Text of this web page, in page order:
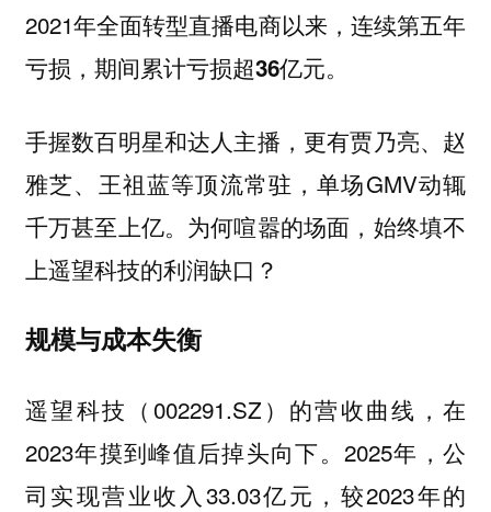
2021年全面转型直播电商以来， 连续第五年
亏损，期间累计亏损超36亿元。
手握数百明星和达人主播，更有贾乃亮、赵
雅芝、王祖蓝等顶流常驻，单场GMV动辄
千万甚至上亿。为何喧嚣的场面，始终填不
上遥望科技的利润缺口？
规模与成本失衡
遥望科技（002291.SZ）的营收曲线，在
2023年摸到峰值后掉头向下。2025年，公
司实现营业收入33.03亿元，较2023年的